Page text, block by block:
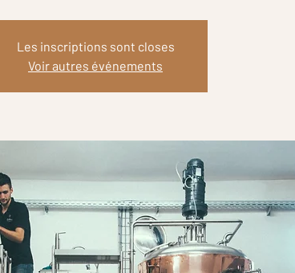
Les inscriptions sont closes
Voir autres événements